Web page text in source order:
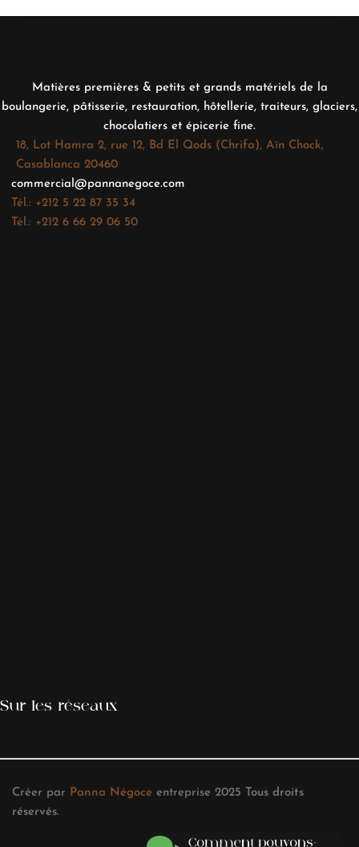
Matières premières & petits et grands matériels de la
boulangerie, pâtisserie, restauration, hôtellerie, traiteurs, glaciers,
chocolatiers et épicerie fine.
18, Lot Hamra 2, rue 12, Bd El Qods (Chrifa), Aïn Chock,
Casablanca 20460
commercial@pannanegoce.com
Tél.: +212 5 22 87 35 34
Tél.: +212 6 66 29 06 50
Sur les réseaux
Créer par Panna Négoce entreprise 2025 Tous droits
réservés.